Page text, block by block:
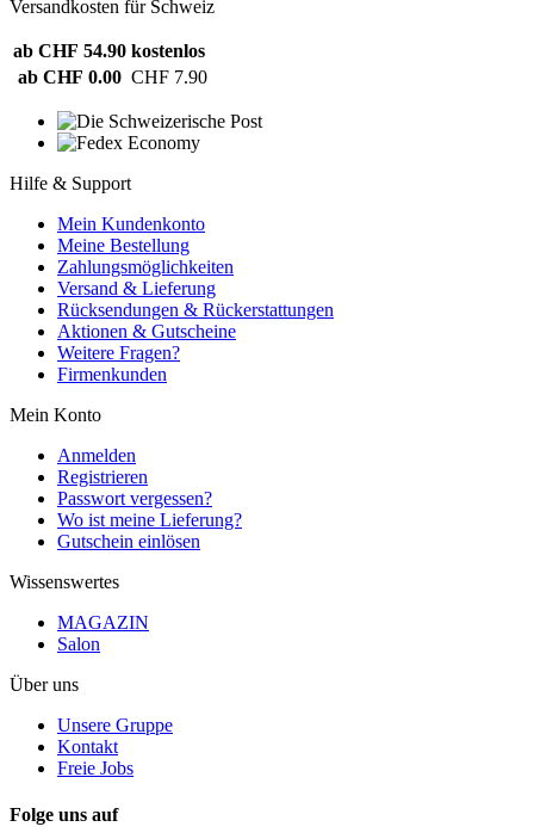
Versandkosten für Schweiz
ab CHF 54.90 kostenlos
ab CHF 0.00 CHF 7.90
Hilfe & Support
Mein Kundenkonto
Meine Bestellung
Zahlungsmöglichkeiten
Versand & Lieferung
Rücksendungen & Rückerstattungen
Aktionen & Gutscheine
Weitere Fragen?
Firmenkunden
Mein Konto
Anmelden
Registrieren
Passwort vergessen?
Wo ist meine Lieferung?
Gutschein einlösen
Wissenswertes
MAGAZIN
Salon
Über uns
Unsere Gruppe
Kontakt
Freie Jobs
Folge uns auf